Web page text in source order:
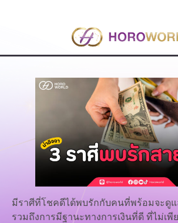
มีราศีที่โชคดีได้พบรักกับคนที่พร้อมจะดูแ
รวมถึงการมีฐานะทางการเงินที่ดี ที่ไม่เ